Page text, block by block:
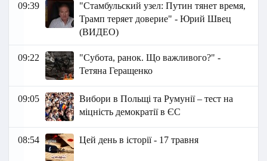
09:39
"Стамбульский узел: Путин тянет время,
Трамп теряет доверие" - Юрий Швец
(ВИДЕО)
09:22
"Субота, ранок. Що важливого?" -
Тетяна Геращенко
09:05
Вибори в Польщі та Румунії – тест на
міцність демократії в ЄС
08:54 Цей день в історії - 17 травня